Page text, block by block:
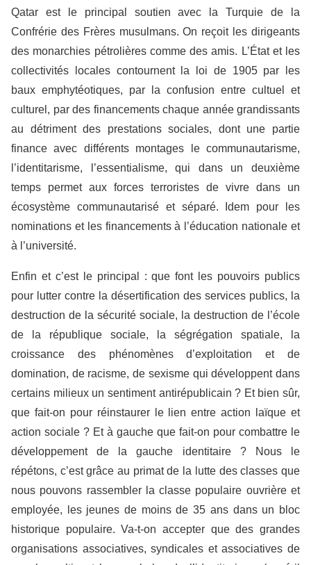
Qatar est le principal soutien avec la Turquie de la
Confrérie des Frères musulmans. On reçoit les dirigeants
des monarchies pétrolières comme des amis. L’État et les
collectivités locales contournent la loi de 1905 par les
baux emphytéotiques, par la confusion entre cultuel et
culturel, par des financements chaque année grandissants
au détriment des prestations sociales, dont une partie
finance avec différents montages le communautarisme,
l’identitarisme, l’essentialisme, qui dans un deuxième
temps permet aux forces terroristes de vivre dans un
écosystème communautarisé et séparé. Idem pour les
nominations et les financements à l’éducation nationale et
à l’université.
Enfin et c’est le principal : que font les pouvoirs publics
pour lutter contre la désertification des services publics, la
destruction de la sécurité sociale, la destruction de l’école
de la république sociale, la ségrégation spatiale, la
croissance des phénomènes d’exploitation et de
domination, de racisme, de sexisme qui développent dans
certains milieux un sentiment antirépublicain ? Et bien sûr,
que fait-on pour réinstaurer le lien entre action laïque et
action sociale ? Et à gauche que fait-on pour combattre le
développement de la gauche identitaire ? Nous le
répétons, c’est grâce au primat de la lutte des classes que
nous pouvons rassembler la classe populaire ouvrière et
employée, les jeunes de moins de 35 ans dans un bloc
historique populaire. Va-t-on accepter que des grandes
organisations associatives, syndicales et associatives de